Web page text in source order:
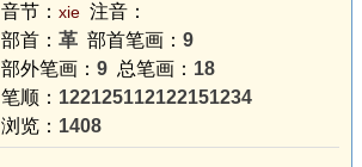
音节： xie 注音：
部首： 革 部首笔画： 9
部外笔画： 9 总笔画： 18
笔顺： 122125112122151234
浏览： 1408